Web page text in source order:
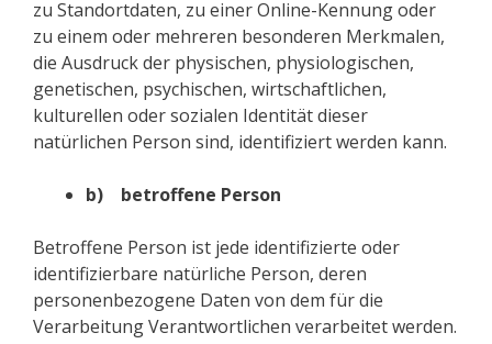
zu Standortdaten, zu einer Online-Kennung oder
zu einem oder mehreren besonderen Merkmalen,
die Ausdruck der physischen, physiologischen,
genetischen, psychischen, wirtschaftlichen,
kulturellen oder sozialen Identität dieser
natürlichen Person sind, identifiziert werden kann.
b) betroffene Person
Betroffene Person ist jede identifizierte oder
identifizierbare natürliche Person, deren
personenbezogene Daten von dem für die
Verarbeitung Verantwortlichen verarbeitet werden.